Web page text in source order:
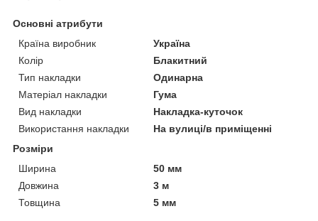
Основні атрибути
Країна виробник
Україна
Колір
Блакитний
Тип накладки
Одинарна
Матеріал накладки
Гума
Вид накладки
Накладка-куточок
Використання накладки
На вулиці/в приміщенні
Розміри
Ширина
50 мм
Довжина
3 м
Товщина
5 мм